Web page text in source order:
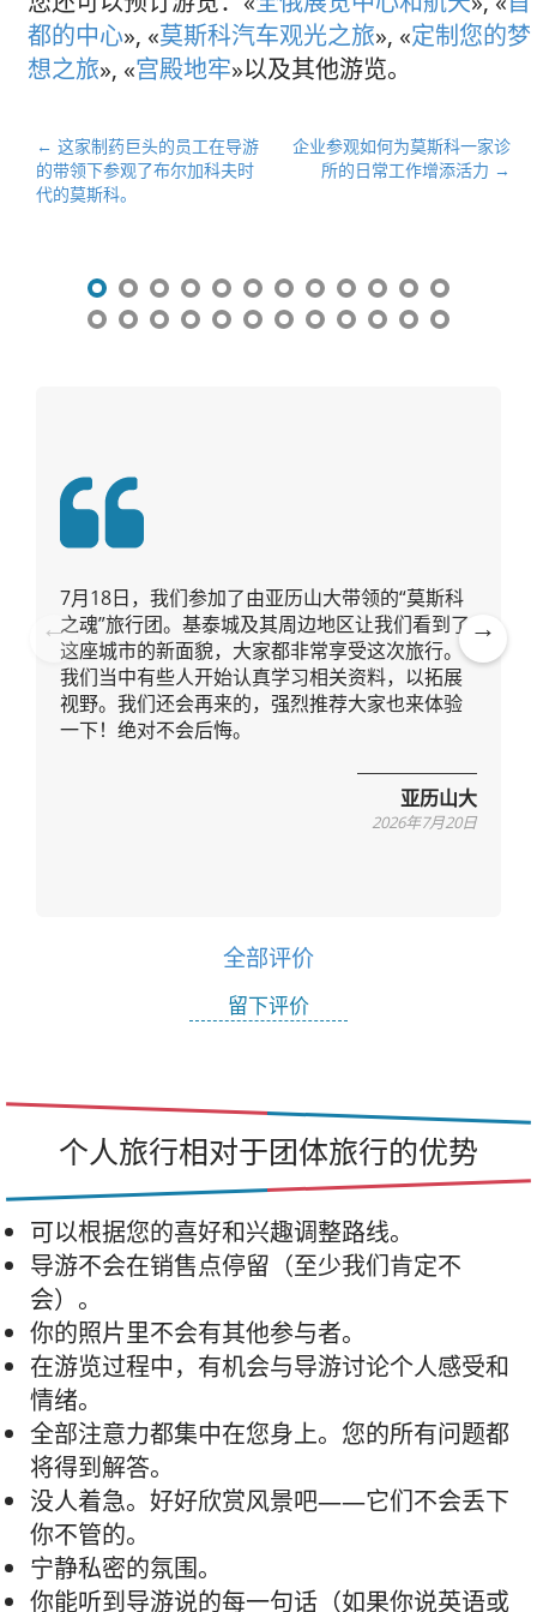
都的中心», «莫斯科汽车观光之旅», «定制您的梦
想之旅», «宫殿地牢»以及其他游览。
文
章
导
← 这家制药巨头的员工在导游
的带领下参观了布尔加科夫时
代的莫斯科。
企业参观如何为莫斯科一家诊
所的日常工作增添活力 →
Pre
vio
us
7月18日，我们参加了由亚历山大带领的“莫斯科
之魂”旅行团。基泰城及其周边地区让我们看到了
这座城市的新面貌，大家都非常享受这次旅行。
我们当中有些人开始认真学习相关资料，以拓展
视野。我们还会再来的，强烈推荐大家也来体验
一下！绝对不会后悔。
亚历山大
2026年7月20日
Ne
全部评价
留下评价
个人旅行相对于团体旅行的优势
可以根据您的喜好和兴趣调整路线。
导游不会在销售点停留（至少我们肯定不
会）。
你的照片里不会有其他参与者。
在游览过程中，有机会与导游讨论个人感受和
情绪。
全部注意力都集中在您身上。您的所有问题都
将得到解答。
没人着急。好好欣赏风景吧——它们不会丢下
你不管的。
宁静私密的氛围。
你能听到导游说的每一句话（如果你说英语或